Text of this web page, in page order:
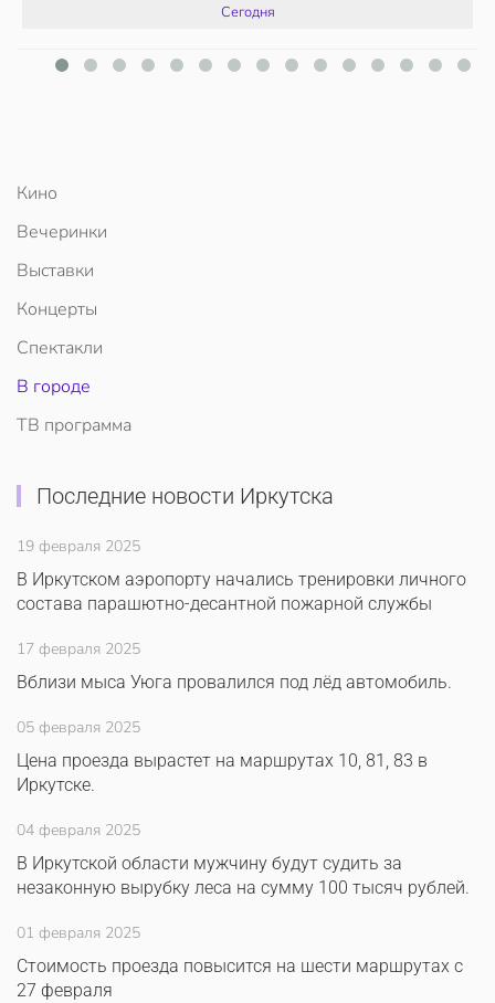
Сегодня
Кино
Вечеринки
Выставки
Концерты
Спектакли
В городе
ТВ программа
Последние новости Иркутска
19 февраля 2025
В Иркутском аэропорту начались тренировки личного
состава парашютно-десантной пожарной службы
17 февраля 2025
Вблизи мыса Уюга провалился под лёд автомобиль.
05 февраля 2025
Цена проезда вырастет на маршрутах 10, 81, 83 в
Иркутске.
04 февраля 2025
В Иркутской области мужчину будут судить за
незаконную вырубку леса на сумму 100 тысяч рублей.
01 февраля 2025
Стоимость проезда повысится на шести маршрутах с
27 февраля